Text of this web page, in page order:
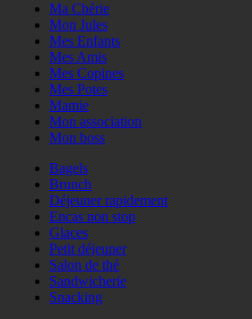
Ma Chérie
Mon Jules
Mes Enfants
Mes Amis
Mes Copines
Mes Potes
Mamie
Mon association
Mon boss
Bagels
Brunch
Déjeuner rapidement
Encas non stop
Glaces
Petit déjeuner
Salon de thé
Sandwicherie
Snacking